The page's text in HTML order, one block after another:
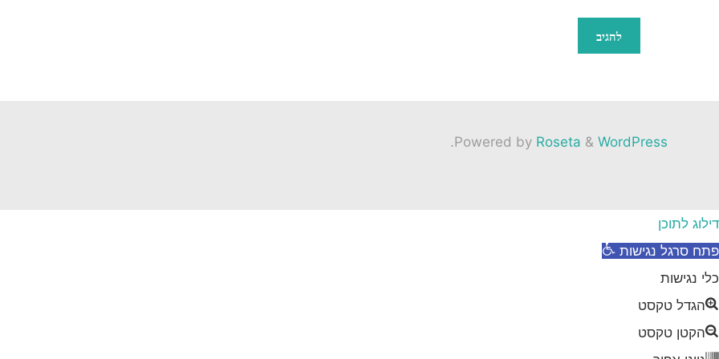
Powered byRoseta & WordPress
.
דילוג לתוכן
פתח סרגל נגישות
כלי נגישות
הגדל טקסט
הקטן טקסט